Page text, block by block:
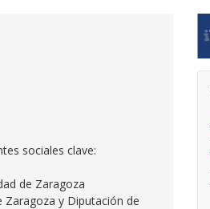
sociales clave:
de Zaragoza
Zaragoza y Diputación de